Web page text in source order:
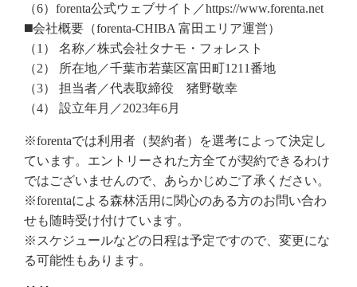
（6）forenta公式ウェブサイト／https://www.forenta.net
◼️会社概要（forenta-CHIBA 富田エリア運営）
（1） 名称／株式会社タナモ・フォレスト
（2） 所在地／千葉市若葉区富田町1211番地
（3） 担当者／代表取締役 猪野敬幸
（4） 設立年月／2023年6月
※forentaでは利用者（契約者）を選考によって決定し
ています。エントリーされた方全てが契約できるわけ
ではございませんので、あらかじめご了承ください。
※forentaによる森林活用に関心のある方のお問い合わ
せも随時受け付けています。
※スケジュールなどの日程は予定ですので、変更にな
る可能性もあります。